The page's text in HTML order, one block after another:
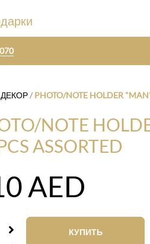
ДЕКОР/ PHOTO/NOTE HOLDER
NOTE
ASSORTED
AED
КУПИТЬ